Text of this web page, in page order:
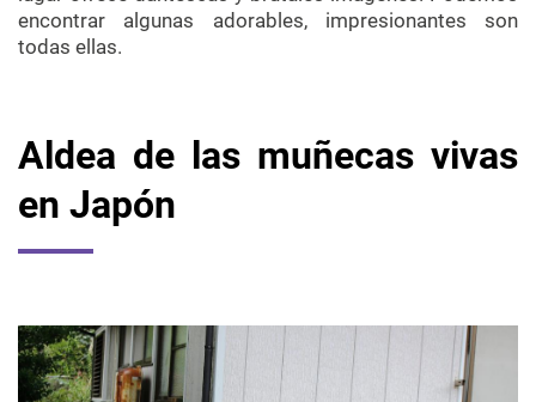
encontrar algunas adorables, impresionantes son
todas ellas.
Aldea de las muñecas vivas
en Japón